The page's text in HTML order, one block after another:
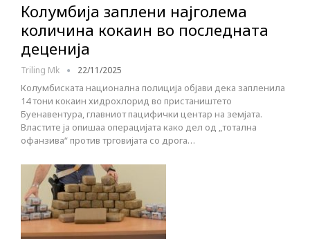
Колумбија заплени најголема
количина кокаин во последната
деценија
Triling Mk 22/11/2025
Колумбиската национална полиција објави дека запленила
14 тони кокаин хидрохлорид во пристаништето
Буенавентура, главниот пацифички центар на земјата.
Властите ја опишаа операцијата како дел од „тотална
офанзива“ против трговијата со дрога…